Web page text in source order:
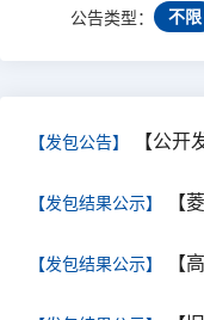
公告类型： 不限
【发包公告】 【公开
【发包结果公示】 【
【发包结果公示】 【